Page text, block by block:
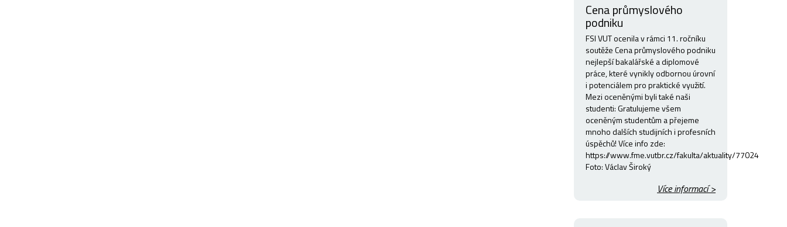
Cena průmyslového
podniku
FSI VUT ocenila v rámci 11. ročníku
soutěže Cena průmyslového podniku
nejlepší bakalářské a diplomové
práce, které vynikly odbornou úrovní
i potenciálem pro praktické využití.
Mezi oceněnými byli také naši
studenti: Gratulujeme všem
oceněným studentům a přejeme
mnoho dalších studijních i profesních
úspěchů! Více info zde:
https://www.fme.vutbr.cz/fakulta/aktuality/77024
Foto: Václav Široký
Více informací >